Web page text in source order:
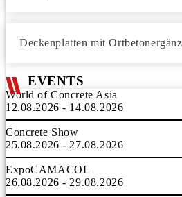
Deckenplatten mit
EVENTS
World of Concrete Asia
12.08.2026 - 14.08.2026
Concrete Show
25.08.2026 - 27.08.2026
ExpoCAMACOL
26.08.2026 - 29.08.2026